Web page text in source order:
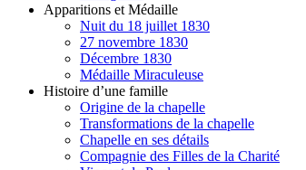
Apparitions et Médaille
Nuit du 18 juillet 1830
27 novembre 1830
Décembre 1830
Médaille Miraculeuse
Histoire d’une famille
Origine de la chapelle
Transformations de la chapelle
Chapelle en ses détails
Compagnie des Filles de la Charité